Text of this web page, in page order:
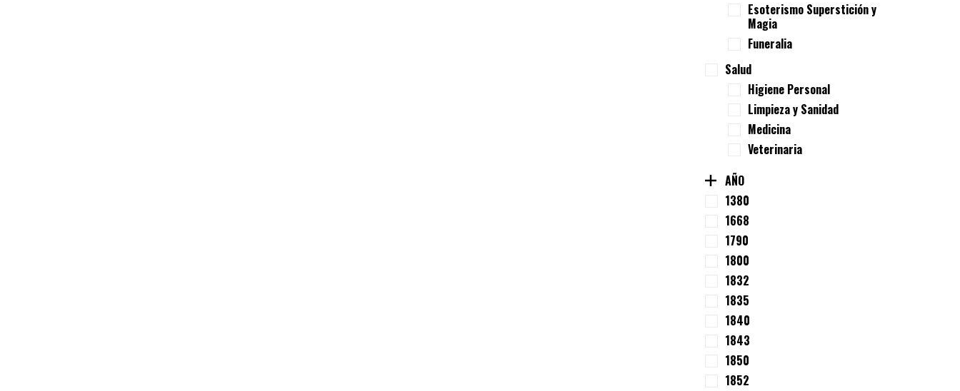
Esoterismo Superstición y
Magia
Funeralia
Salud
Higiene Personal
Limpieza y Sanidad
Medicina
Veterinaria
AÑO
1380
1668
1790
1800
1832
1835
1840
1843
1850
1852